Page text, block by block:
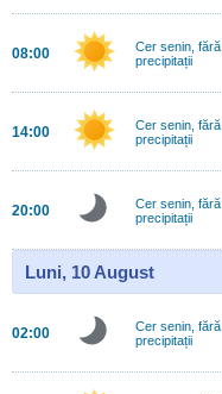
08:00
Cer senin, fără
precipitații
14:00
Cer senin, fără
precipitații
20:00
Cer senin, fără
precipitații
Luni, 10 August
02:00
Cer senin, fără
precipitații